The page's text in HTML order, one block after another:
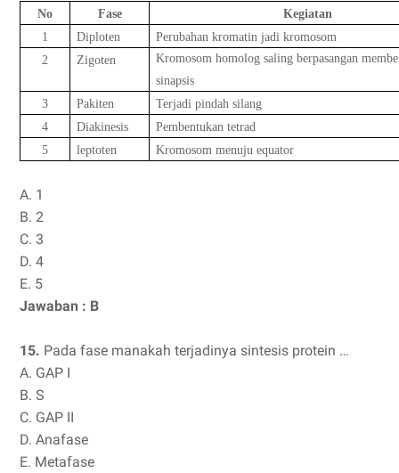
No Fase
Kegiatan
1
Diploten
Perubahan kromatin jadi kromosom
2
Zigoten
Kromosom homolog saling berpasangan
sinapsis
3
Pakiten
Terjadi pindah silang
4
Diakinesis
Pembentukan tetrad
5
leptoten Kromosom menuju equator
A. 1
B. 2
C. 3
D. 4
E. 5
Jawaban : B
15. Pada fase manakah terjadinya sintesis protein …
A. GAP I
B. S
C. GAP II
D. Anafase
E. Metafase